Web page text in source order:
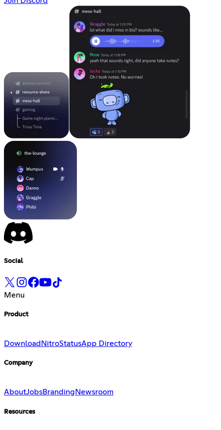
Social
Menu
Product
Download NitroStatusApp Directory
Company
AboutJobsBranding Newsroom
Resources